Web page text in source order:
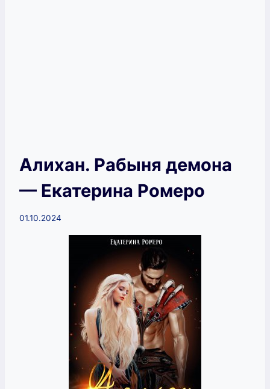
Алихан. Рабыня демона
— Екатерина Ромеро
01.10.2024